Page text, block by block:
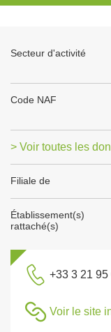
Secteur d'activité
Code NAF
> Voir toutes les
Filiale de
Établissement(s)
rattaché(s)
+33 3 21 95
Voir le site